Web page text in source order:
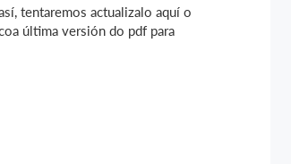
tentaremos actualizalo aquí o
última versión do pdf para